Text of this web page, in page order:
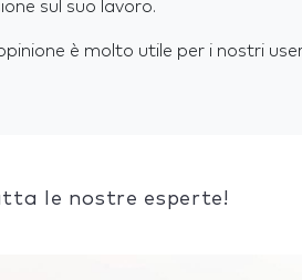
sul suo lavoro.
è molto utile per i nostri
le nostre esperte!